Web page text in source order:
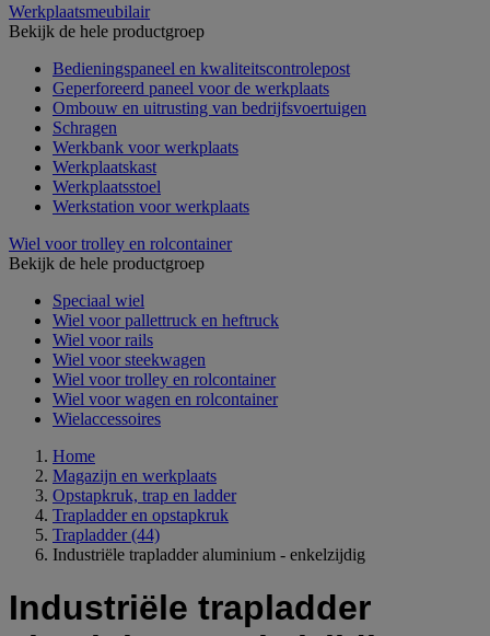
Werkplaatsmeubilair
Bekijk de hele productgroep
Bedieningspaneel en kwaliteitscontrolepost
Geperforeerd paneel voor de werkplaats
Ombouw en uitrusting van bedrijfsvoertuigen
Schragen
Werkbank voor werkplaats
Werkplaatskast
Werkplaatsstoel
Werkstation voor werkplaats
Wiel voor trolley en rolcontainer
Bekijk de hele productgroep
Speciaal wiel
Wiel voor pallettruck en heftruck
Wiel voor rails
Wiel voor steekwagen
Wiel voor trolley en rolcontainer
Wiel voor wagen en rolcontainer
Wielaccessoires
Home
Magazijn en werkplaats
Opstapkruk, trap en ladder
Trapladder en opstapkruk
Trapladder (44)
Industriële trapladder aluminium - enkelzijdig
Industriële trapladder